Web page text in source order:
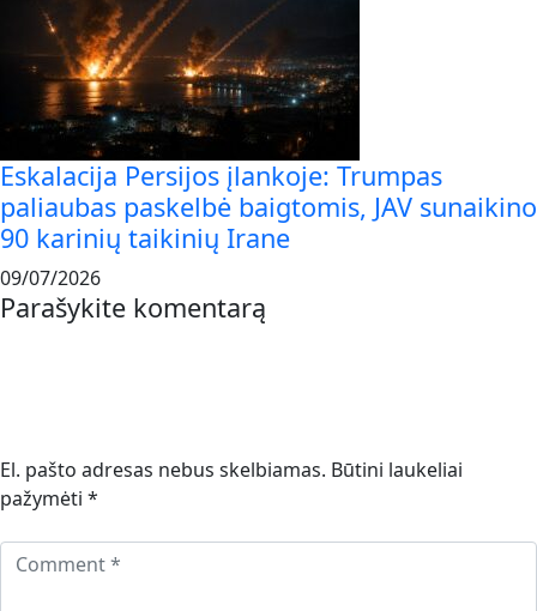
Eskalacija Persijos įlankoje: Trumpas
paliaubas paskelbė baigtomis, JAV sunaikino
90 karinių taikinių Irane
09/07/2026
Parašykite komentarą
El. pašto adresas nebus skelbiamas. Būtini laukeliai
pažymėti *